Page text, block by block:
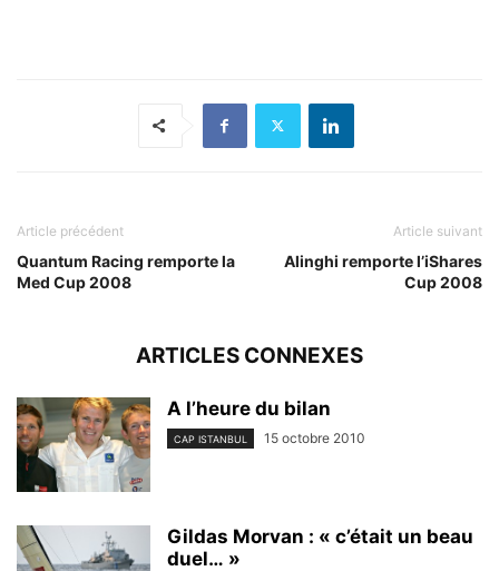
Article précédent
Quantum Racing remporte la
Med Cup 2008
Article suivant
Alinghi remporte l’iShares
Cup 2008
ARTICLES CONNEXES
A l’heure du bilan
CAP ISTANBUL 15 octobre 2010
Gildas Morvan : « c’était un beau
duel… »